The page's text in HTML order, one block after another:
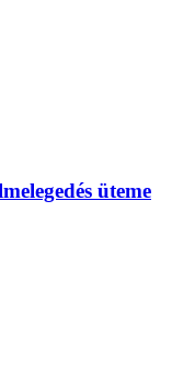
üteme